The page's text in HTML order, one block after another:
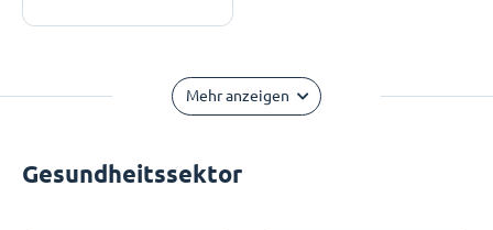
Mehr anzeigen
Gesundheitssektor